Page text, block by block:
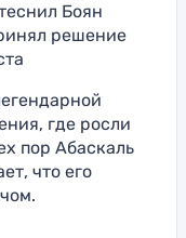
Боян
решение
где росли
пор Абаскаль
что его